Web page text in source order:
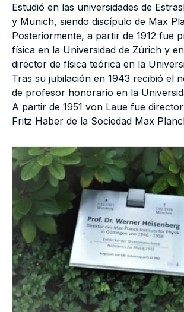
Estudió en las universidades de
y Munich, siendo discípulo de Max
Posteriormente, a partir de 1912 fue
física en la Universidad de Zúrich y
director de física teórica en la
Tras su jubilación en 1943 recibió el
de profesor honorario en la
A partir de 1951 von Laue fue
Fritz Haber de la Sociedad Max